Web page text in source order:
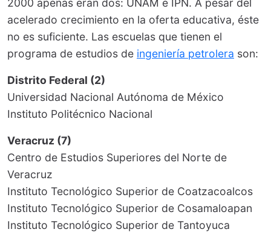
2000 apenas eran dos: UNAM e IPN. A pesar del
acelerado crecimiento en la oferta educativa, éste
no es suficiente. Las escuelas que tienen el
programa de estudios de ingeniería petrolera son:
Distrito Federal (2)
Universidad Nacional Autónoma de México
Instituto Politécnico Nacional
Veracruz (7)
Centro de Estudios Superiores del Norte de
Veracruz
Instituto Tecnológico Superior de Coatzacoalcos
Instituto Tecnológico Superior de Cosamaloapan
Instituto Tecnológico Superior de Tantoyuca